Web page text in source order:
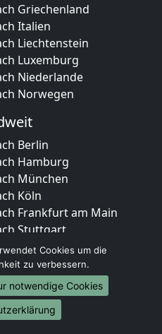
Griechenland
Italien
Liechtenstein
Luxemburg
Niederlande
Norwegen
Berlin
Hamburg
München
Köln
Frankfurt am Main
Stuttgart
Düsseldorf
Leipzig
Dortmund
Essen
Bremen
Cookies um die
zu verbessern.
notwendige Cookies